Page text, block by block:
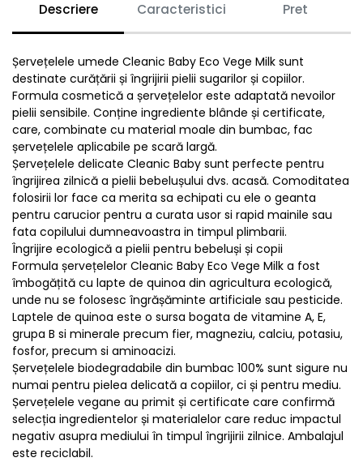
Descriere Caracteristici Pret
Șervețelele umede Cleanic Baby Eco Vege Milk sunt
destinate curățării și îngrijirii pielii sugarilor și copiilor.
Formula cosmetică a șervețelelor este adaptată nevoilor
pielii sensibile. Conține ingrediente blânde și certificate,
care, combinate cu material moale din bumbac, fac
șervețelele aplicabile pe scară largă.
Șervețelele delicate Cleanic Baby sunt perfecte pentru
îngrijirea zilnică a pielii bebelușului dvs. acasă. Comoditatea
folosirii lor face ca merita sa echipati cu ele o geanta
pentru carucior pentru a curata usor si rapid mainile sau
fata copilului dumneavoastra in timpul plimbarii.
Îngrijire ecologică a pielii pentru bebeluși și copii
Formula șervețelelor Cleanic Baby Eco Vege Milk a fost
îmbogățită cu lapte de quinoa din agricultura ecologică,
unde nu se folosesc îngrășăminte artificiale sau pesticide.
Laptele de quinoa este o sursa bogata de vitamine A, E,
grupa B si minerale precum fier, magneziu, calciu, potasiu,
fosfor, precum si aminoacizi.
Șervețelele biodegradabile din bumbac 100% sunt sigure nu
numai pentru pielea delicată a copiilor, ci și pentru mediu.
Șervețelele vegane au primit și certificate care confirmă
selecția ingredientelor și materialelor care reduc impactul
negativ asupra mediului în timpul îngrijirii zilnice. Ambalajul
este reciclabil.